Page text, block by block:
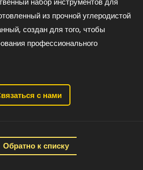
из прочной углеродистой
создан для того, чтобы
профессионального
с нами
Обратно к списку